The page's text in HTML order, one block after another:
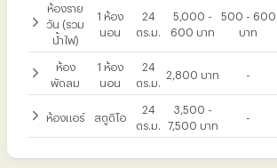
รูปภาพ
ที่ตั้งที่พัก
ติดต่อเรา
ห้องราย
วัน (รวม
น้ำไฟ)
1 ห้อง
นอน
24
ตร.ม.
5,000 -
600 บาท
500 - 600
บาท
รายเดือน 1 เดือน ร
5,000 บาท
ห้อง
พัดลม
1 ห้อง
นอน
24
ตร.ม.
2,800 บาท
ห้องแอร์ สตูดิโอ
24
ตร.ม.
3,500 -
7,500 บาท